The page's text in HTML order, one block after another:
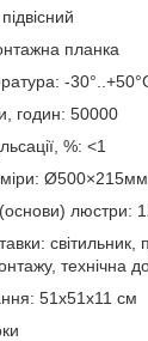
планка
-
годин: 50000
%: <1
Ø500×215мм
(основи) люстри:
світильник,
технічна
51x51x11 см